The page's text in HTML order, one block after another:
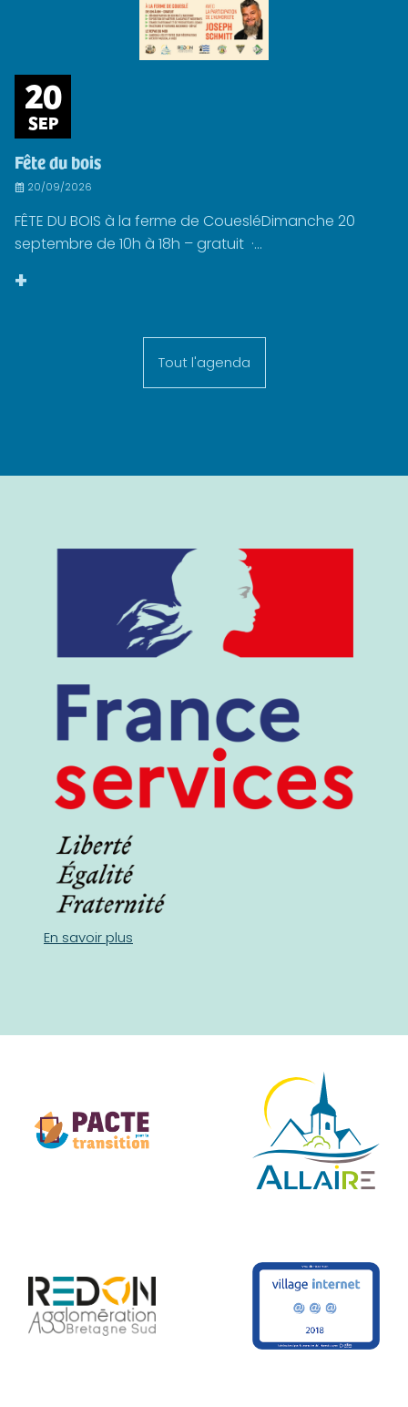
20
SEP
Fête du bois
20/09/2026
FÊTE DU BOIS à la ferme de CouesléDimanche 20
septembre de 10h à 18h – gratuit ·...
+
Tout l'agenda
En savoir plus